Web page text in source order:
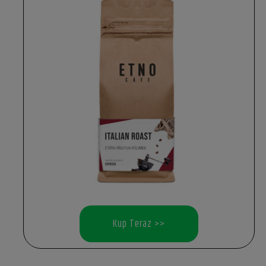
Kup Teraz >>